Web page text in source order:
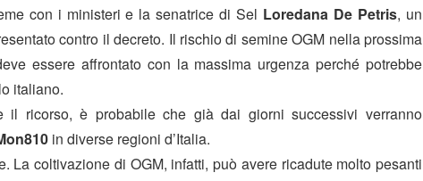
con i ministeri e la senatrice di Sel Loredana De Petris, un
contro il decreto. Il rischio di semine OGM nella prossima
essere affrontato con la massima urgenza perché potrebbe
italiano.
il ricorso, è probabile che già dai giorni successivi verranno
in diverse regioni d’Italia.
La coltivazione di OGM, infatti, può avere ricadute molto pesanti